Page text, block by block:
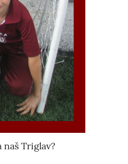
Triglav?